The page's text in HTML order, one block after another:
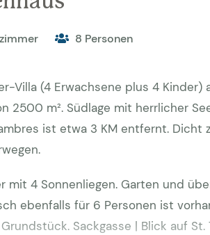
8 Personen
Villa (4 Erwachsene plus 4 Kinder)
2500 m². Südlage mit herrlicher
ist etwa 3 KM entfernt. Dicht
mit 4 Sonnenliegen. Garten und
ebenfalls für 6 Personen ist
Sackgasse | Blick auf St.